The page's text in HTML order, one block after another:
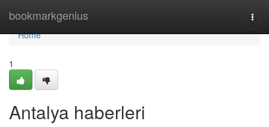
bookmarkgenius
Home
Home
1
Antalya haberleri